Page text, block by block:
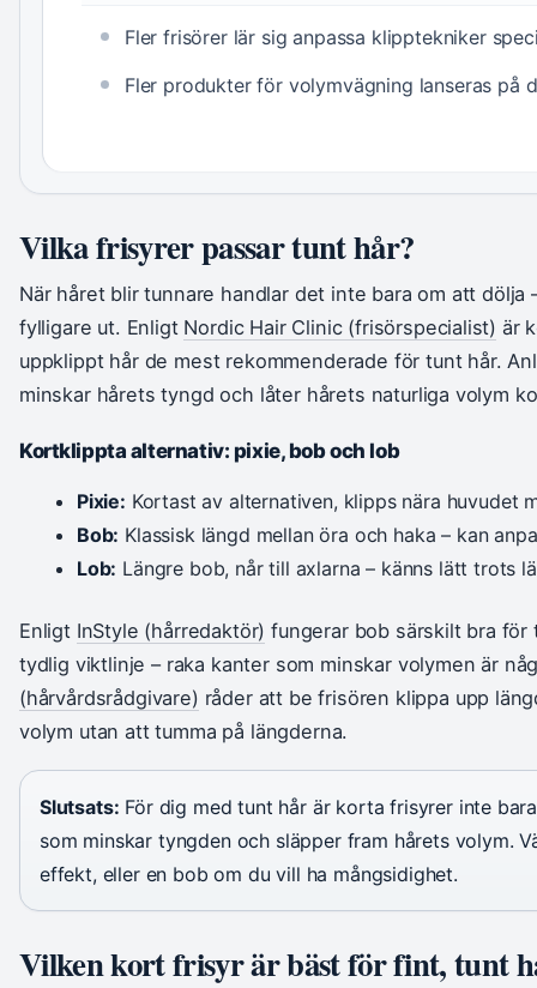
Fler frisörer lär sig anpassa klipptekniker
Fler produkter för volymvägning lanseras på
Vilka frisyrer passar tunt hår?
När håret blir tunnare handlar det inte bara om att
fylligare ut. Enligt Nordic Hair Clinic (frisörspecialist) är
uppklippt hår de mest rekommenderade för tunt hår.
minskar hårets tyngd och låter hårets naturliga volym
Kortklippta alternativ: pixie, bob och lob
Pixie: Kortast av alternativen, klipps nära huvudet
Bob: Klassisk längd mellan öra och haka – kan
Lob: Längre bob, når till axlarna – känns lätt trots
Enligt InStyle (hårredaktör) fungerar bob särskilt bra
tydlig viktlinje – raka kanter som minskar volymen är
(hårvårdsrådgivare) råder att be frisören klippa upp
volym utan att tumma på längderna.
Slutsats: För dig med tunt hår är korta frisyrer inte
som minskar tyngden och släpper fram hårets volym.
effekt, eller en bob om du vill ha mångsidighet.
Vilken kort frisyr är bäst för fint, tunt